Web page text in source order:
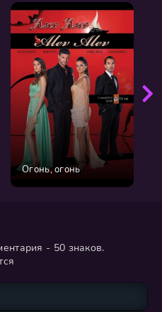
Огонь, огонь
- 50 знаков.